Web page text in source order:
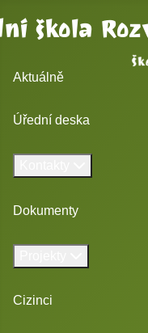
škola
Aktuálně
Úřední deska
Dokumenty
Cizinci